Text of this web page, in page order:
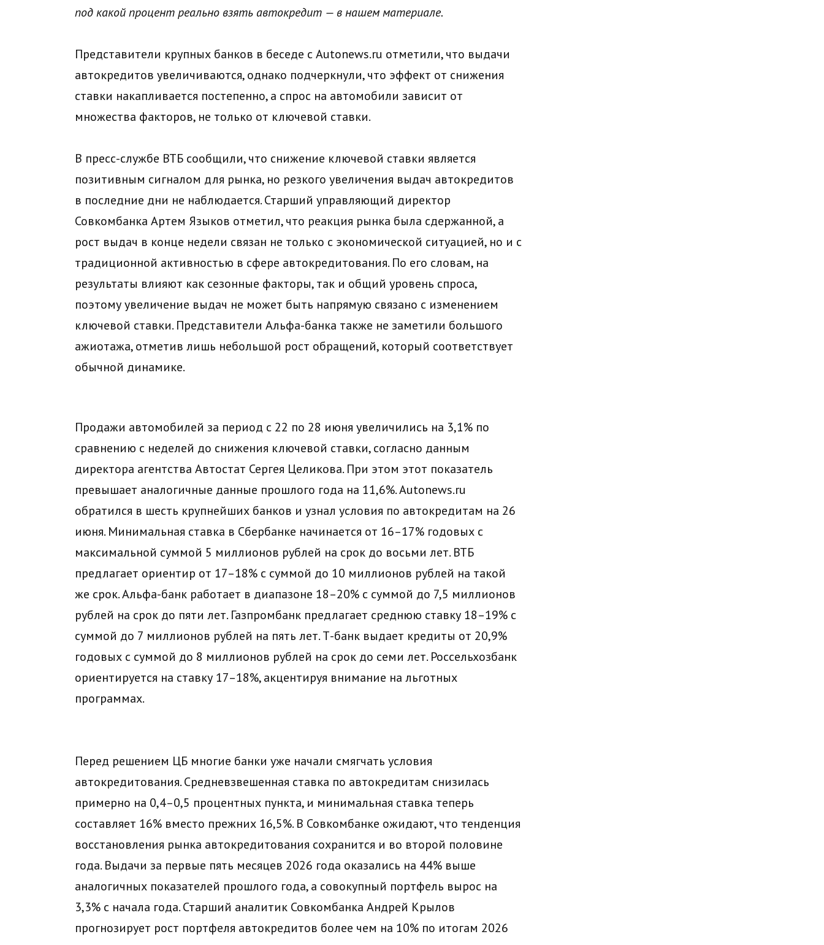
под какой процент реально взять автокредит — в нашем материале.
Представители крупных банков в беседе с Autonews.ru отметили, что выдачи
автокредитов увеличиваются, однако подчеркнули, что эффект от снижения
ставки накапливается постепенно, а спрос на автомобили зависит от
множества факторов, не только от ключевой ставки.
В пресс-службе ВТБ сообщили, что снижение ключевой ставки является
позитивным сигналом для рынка, но резкого увеличения выдач автокредитов
в последние дни не наблюдается. Старший управляющий директор
Совкомбанка Артем Языков отметил, что реакция рынка была сдержанной, а
рост выдач в конце недели связан не только с экономической ситуацией, но и с
традиционной активностью в сфере автокредитования. По его словам, на
результаты влияют как сезонные факторы, так и общий уровень спроса,
поэтому увеличение выдач не может быть напрямую связано с изменением
ключевой ставки. Представители Альфа-банка также не заметили большого
ажиотажа, отметив лишь небольшой рост обращений, который соответствует
обычной динамике.
Продажи автомобилей за период с 22 по 28 июня увеличились на 3,1% по
сравнению с неделей до снижения ключевой ставки, согласно данным
директора агентства Автостат Сергея Целикова. При этом этот показатель
превышает аналогичные данные прошлого года на 11,6%. Autonews.ru
обратился в шесть крупнейших банков и узнал условия по автокредитам на 26
июня. Минимальная ставка в Сбербанке начинается от 16–17% годовых с
максимальной суммой 5 миллионов рублей на срок до восьми лет. ВТБ
предлагает ориентир от 17–18% с суммой до 10 миллионов рублей на такой
же срок. Альфа-банк работает в диапазоне 18–20% с суммой до 7,5 миллионов
рублей на срок до пяти лет. Газпромбанк предлагает среднюю ставку 18–19% с
суммой до 7 миллионов рублей на пять лет. Т-банк выдает кредиты от 20,9%
годовых с суммой до 8 миллионов рублей на срок до семи лет. Россельхозбанк
ориентируется на ставку 17–18%, акцентируя внимание на льготных
программах.
Перед решением ЦБ многие банки уже начали смягчать условия
автокредитования. Средневзвешенная ставка по автокредитам снизилась
примерно на 0,4–0,5 процентных пункта, и минимальная ставка теперь
составляет 16% вместо прежних 16,5%. В Совкомбанке ожидают, что тенденция
восстановления рынка автокредитования сохранится и во второй половине
года. Выдачи за первые пять месяцев 2026 года оказались на 44% выше
аналогичных показателей прошлого года, а совокупный портфель вырос на
3,3% с начала года. Старший аналитик Совкомбанка Андрей Крылов
прогнозирует рост портфеля автокредитов более чем на 10% по итогам 2026